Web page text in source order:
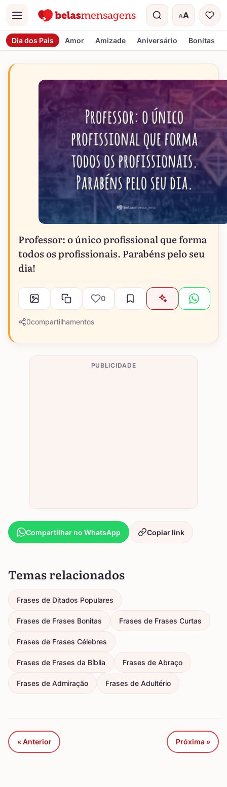
Menu AA
Tamanho do
Dia dos Pais Amor Amizade Aniversário Bonitas
Professor: o único profissional que forma
todos os profissionais. Parabéns pelo seu
dia!
0
0compartilhamentos
PUBLICIDADE
Compartilhar no WhatsApp Copiar link
Temas relacionados
Frases de Ditados Populares
Frases de Frases Bonitas Frases de Frases Curtas
Frases de Frases Célebres
Frases de Frases da Bíblia Frases de Abraço
Frases de Admiração Frases de Adultério
« Anterior Próxima »